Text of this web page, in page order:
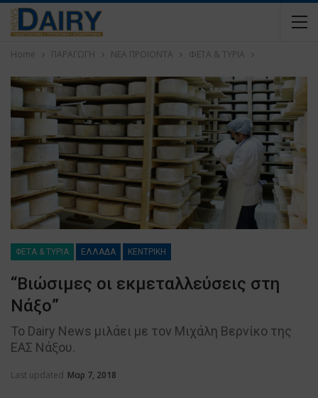
Home ΠΑΡΑΓΩΓΗ ΝΕΑ ΠΡΟΙΟΝΤΑ ΦΕΤΑ & ΤΥΡΙΑ
ΦΕΤΑ & ΤΥΡΙΑ ΕΛΛΑΔΑ ΚΕΝΤΡΙΚΗ
“Βιώσιμες οι εκμεταλλεύσεις στη
Νάξο”
Το Dairy News μιλάει με τον Μιχάλη Βερνίκο της
ΕΑΣ Νάξου.
Last updated Μαρ 7, 2018